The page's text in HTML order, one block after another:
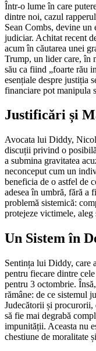
Într-o lume în care
dintre noi, cazul
Sean Combs, devine
judiciar. Achitat recent
acum în căutarea unei
Trump, un lider care, în
său ca fiind „foarte rău
esențiale despre justiția
financiare pot manipula
Justificări și
Avocata lui Diddy,
discuții privind o
a submina gravitatea
neconceput cum un
beneficia de o astfel de
adesea în umbră, fără a
problemă sistemică:
protejeze victimele, aleg
Un Sistem în
Sentința lui Diddy, care
pentru fiecare dintre
pentru 3 octombrie.
rămâne: de ce sistemul
Judecătorii și procurorii,
să fie mai degrabă
impunității. Aceasta nu
chestiune de moralitate